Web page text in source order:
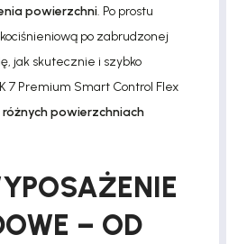
powierzchni. Po prostu
po zabrudzonej
jak skutecznie i szybko
7 Premium Smart Control Flex
różnych powierzchniach
– OD